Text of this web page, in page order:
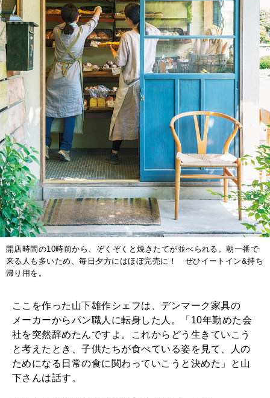
開店時間の10時前から、ぞくぞくと焼きたてが並べられる。朝一番で
来る人も多いため、毎日夕方にはほぼ完売に！ ぜひイートイン&持ち
帰り用を。
ここを作った山下雄作シェフは、デンマーク家具の
メーカーからパン職人に転身した人。「10年勤めた会
社を突然辞めたんですよ。これからどう生きていこう
と考えたとき、子供たちが食べている姿を見て、人の
ためになる日常の食に関わっていこうと決めた」と山
下さんは話す。